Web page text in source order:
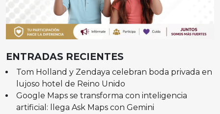
ENTRADAS RECIENTES
Tom Holland y Zendaya celebran boda privada en
lujoso hotel de Reino Unido
Google Maps se transforma con inteligencia
artificial: llega Ask Maps con Gemini